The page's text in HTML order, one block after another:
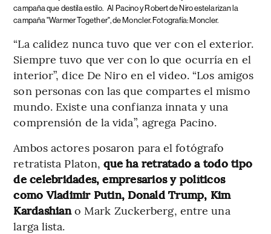
campaña que destila estilo. Al Pacino y Robert de Niro estelarizan la
campaña "Warmer Together", de Moncler. Fotografía: Moncler.
“La calidez nunca tuvo que ver con el exterior.
Siempre tuvo que ver con lo que ocurría en el
interior”, dice De Niro en el video. “Los amigos
son personas con las que compartes el mismo
mundo. Existe una confianza innata y una
comprensión de la vida”, agrega Pacino.
Ambos actores posaron para el fotógrafo
retratista Platon,que ha retratado a todo tipo
de celebridades, empresarios y políticos
como Vladimir Putin, Donald Trump, Kim
Kardashiano Mark Zuckerberg, entre una
larga lista.